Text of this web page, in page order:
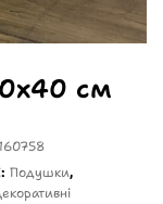
см
160758
Подушки,